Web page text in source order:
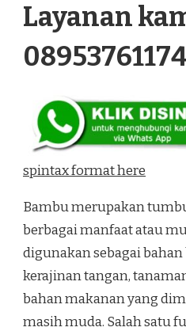
Layanan
spintax format here
Bambu merupakan
berbagai manfaat atau
digunakan sebagai
kerajinan tangan,
bahan makanan yang
masih muda. Salah satu